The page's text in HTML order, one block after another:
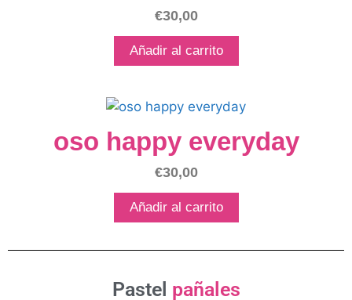
€30,00
Añadir al carrito
oso happy everyday
€30,00
Añadir al carrito
Pastel pañales